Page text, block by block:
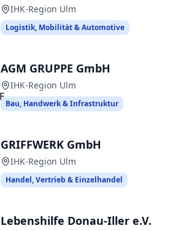
IHK-Region Ulm
Logistik, Mobilität & Automotive
AGM GRUPPE GmbH
IHK-Region Ulm
Bau, Handwerk & Infrastruktur
GRIFFWERK GmbH
IHK-Region Ulm
Handel, Vertrieb & Einzelhandel
Lebenshilfe Donau-Iller e.V.